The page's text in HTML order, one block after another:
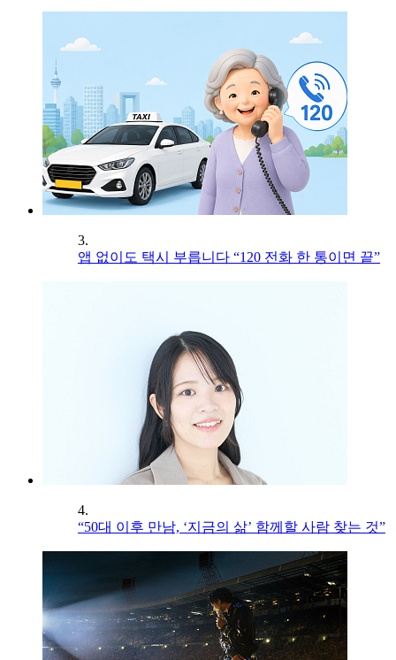
3.
앱 없이도 택시 부릅니다 “120 전화 한 통이면 끝”
4.
“50대 이후 만남, ‘지금의 삶’ 함께할 사람 찾는 것”